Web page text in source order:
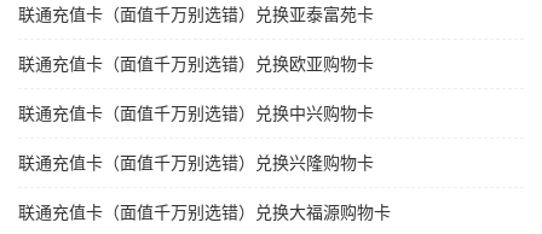
联通充值卡（面值千万别选错）兑换亚泰富苑卡
联通充值卡（面值千万别选错）兑换欧亚购物卡
联通充值卡（面值千万别选错）兑换中兴购物卡
联通充值卡（面值千万别选错）兑换兴隆购物卡
联通充值卡（面值千万别选错）兑换大福源购物卡